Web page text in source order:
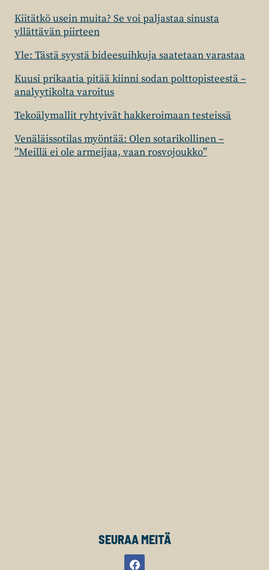
Kiitätkö usein muita? Se voi paljastaa sinusta
yllättävän piirteen
Yle: Tästä syystä bideesuihkuja saatetaan varastaa
Kuusi prikaatia pitää kiinni sodan polttopisteestä –
analyytikolta varoitus
Tekoälymallit ryhtyivät hakkeroimaan testeissä
Venäläissotilas myöntää: Olen sotarikollinen –
”Meillä ei ole armeijaa, vaan rosvojoukko”
SEURAA MEITÄ